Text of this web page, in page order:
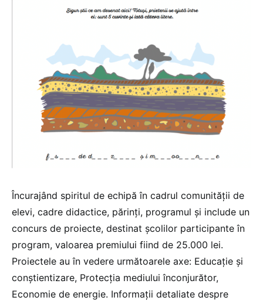
Încurajând spiritul de echipă în cadrul comunității de
elevi, cadre didactice, părinți, programul și include un
concurs de proiecte, destinat școlilor participante în
program, valoarea premiului fiind de 25.000 lei.
Proiectele au în vedere următoarele axe: Educație și
conștientizare, Protecția mediului înconjurător,
Economie de energie. Informații detaliate despre